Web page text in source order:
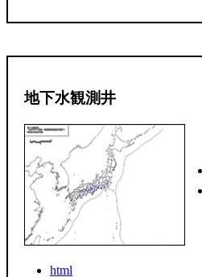
地下水観測井
html